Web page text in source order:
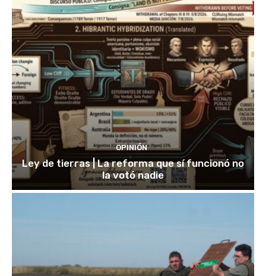
OPINIÓN
Ley de tierras | La reforma que sí funcionó no
la votó nadie